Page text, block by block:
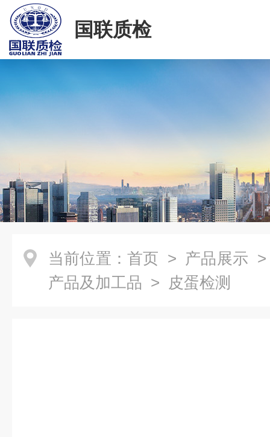
国联质检
当前位置： 首页 > 产品展示
产品及加工品 > 皮蛋检测